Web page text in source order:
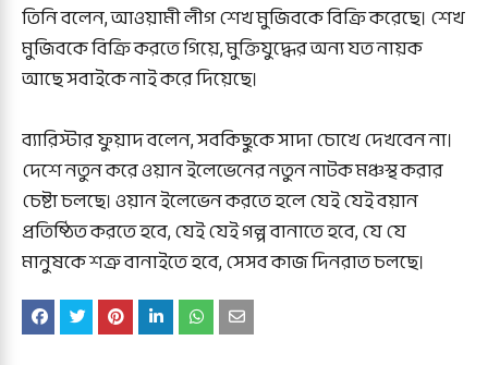
তিনি বলেন, আওয়ামী লীগ শেখ মুজিবকে বিক্রি করেছে। শেখ
মুজিবকে বিক্রি করতে গিয়ে, মুক্তিযুদ্ধের অন্য যত নায়ক
আছে সবাইকে নাই করে দিয়েছে।
ব্যারিস্টার ফুয়াদ বলেন, সবকিছুকে সাদা চোখে দেখবেন না।
দেশে নতুন করে ওয়ান ইলেভেনের নতুন নাটক মঞ্চস্থ করার
চেষ্টা চলছে। ওয়ান ইলেভেন করতে হলে যেই যেই বয়ান
প্রতিষ্ঠিত করতে হবে, যেই যেই গল্প বানাতে হবে, যে যে
মানুষকে শত্রু বানাইতে হবে, সেসব কাজ দিনরাত চলছে।